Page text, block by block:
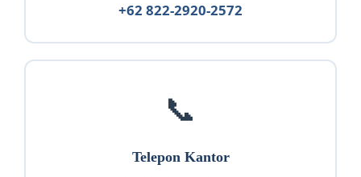
+62 822-2920-2572
📞
Telepon Kantor